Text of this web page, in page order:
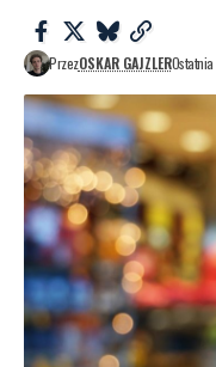
PrzezOSKAR GAJZLER